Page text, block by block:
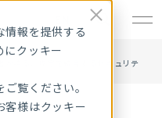
情報を提供する
にクッキー
ご覧ください。
客様はクッキー
が語る、攻守を統合するセキュリテ